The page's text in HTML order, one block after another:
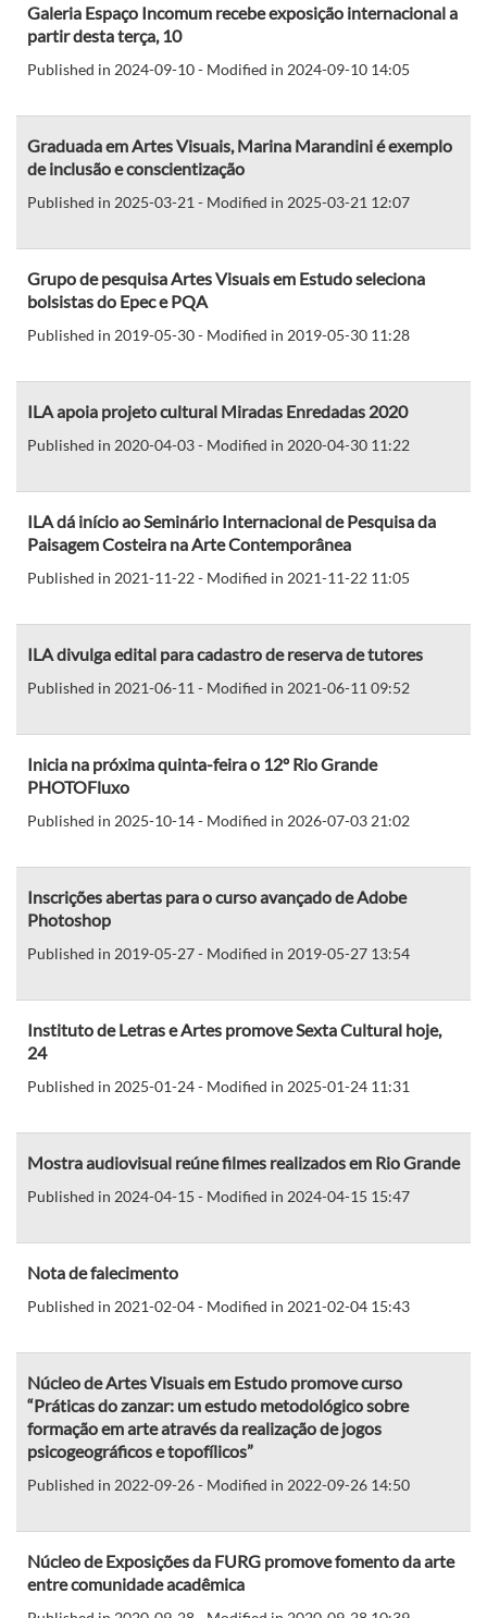
Galeria Espaço Incomum recebe exposição internacional a
partir desta terça, 10
Published in 2024-09-10 - Modified in 2024-09-10 14:05
Graduada em Artes Visuais, Marina Marandini é exemplo
de inclusão e conscientização
Published in 2025-03-21 - Modified in 2025-03-21 12:07
Grupo de pesquisa Artes Visuais em Estudo seleciona
bolsistas do Epec e PQA
Published in 2019-05-30 - Modified in 2019-05-30 11:28
ILA apoia projeto cultural Miradas Enredadas 2020
Published in 2020-04-03 - Modified in 2020-04-30 11:22
ILA dá início ao Seminário Internacional de Pesquisa da
Paisagem Costeira na Arte Contemporânea
Published in 2021-11-22 - Modified in 2021-11-22 11:05
ILA divulga edital para cadastro de reserva de tutores
Published in 2021-06-11 - Modified in 2021-06-11 09:52
Inicia na próxima quinta-feira o 12º Rio Grande
PHOTOFluxo
Published in 2025-10-14 - Modified in 2026-07-03 21:02
Inscrições abertas para o curso avançado de Adobe
Photoshop
Published in 2019-05-27 - Modified in 2019-05-27 13:54
Instituto de Letras e Artes promove Sexta Cultural hoje,
24
Published in 2025-01-24 - Modified in 2025-01-24 11:31
Mostra audiovisual reúne filmes realizados em Rio Grande
Published in 2024-04-15 - Modified in 2024-04-15 15:47
Nota de falecimento
Published in 2021-02-04 - Modified in 2021-02-04 15:43
Núcleo de Artes Visuais em Estudo promove curso
“Práticas do zanzar: um estudo metodológico sobre
formação em arte através da realização de jogos
psicogeográficos e topofílicos”
Published in 2022-09-26 - Modified in 2022-09-26 14:50
Núcleo de Exposições da FURG promove fomento da arte
entre comunidade acadêmica